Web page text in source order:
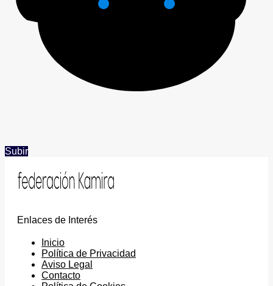
Subir
Enlaces de Interés
Inicio
Política de Privacidad
Aviso Legal
Contacto